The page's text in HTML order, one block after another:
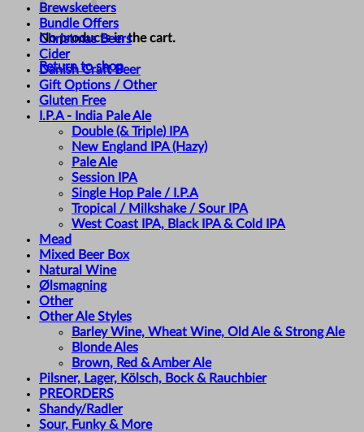
No products in the cart.
Return to shop
Brewsketeers
Bundle Offers
Christmas Beers
Cider
Danish Craft Beer
Gift Options / Other
Gluten Free
I.P.A - India Pale Ale
Double (& Triple) IPA
New England IPA (Hazy)
Pale Ale
Session IPA
Single Hop Pale / I.P.A
Tropical / Milkshake / Sour IPA
West Coast IPA, Black IPA & Cold IPA
Mead
Mixed Beer Box
Natural Wine
Ølsmagning
Other
Other Ale Styles
Barley Wine, Wheat Wine, Old Ale & Strong Ale
Blonde Ales
Brown, Red & Amber Ale
Pilsner, Lager, Kölsch, Bock & Rauchbier
PREORDERS
Shandy/Radler
Sour, Funky & More